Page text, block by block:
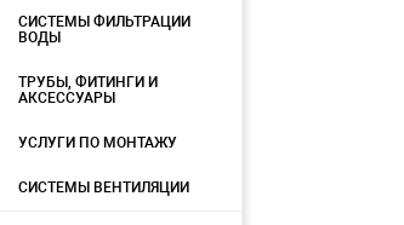
СИСТЕМЫ ФИЛЬТРАЦИИ
ВОДЫ
ТРУБЫ, ФИТИНГИ И
АКСЕССУАРЫ
УСЛУГИ ПО МОНТАЖУ
СИСТЕМЫ ВЕНТИЛЯЦИИ